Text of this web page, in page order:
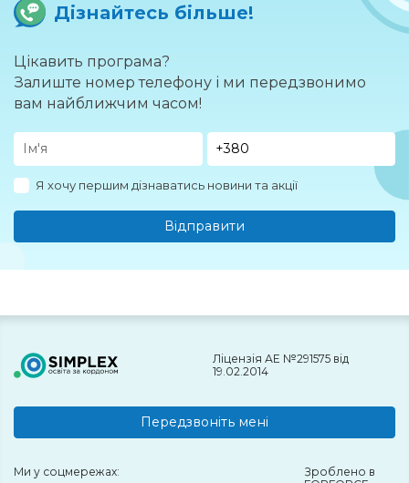
Дізнайтесь більше!
Цікавить програма?
Залиште номер телефону і ми передзвонимо
вам найближчим часом!
Я хочу першим дізнаватись новини та акції
Відправити
Ліцензія АЕ №291575 від
19.02.2014
Передзвоніть мені
Ми у соцмережах:
Зроблено в